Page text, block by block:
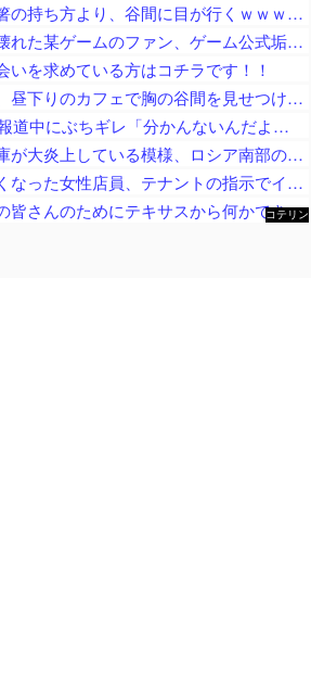
【画像】あのちゃんの箸の持ち方より、谷間に目が行くｗｗｗｗｗｗｗｗｗｗｗｗｗｗｗｗｗ
熊本地震で実家がぶっ壊れた某ゲームのファン、ゲーム公式垢が投稿自粛を発表してしまうと……
いを求めている方はコチラです！！
【画像】稲場愛香さん、昼下りのカフェで胸の谷間を見せつける痴女っぷりを披露ｗ
NHK、熊本地震発生の報道中にぶちギレ「分かんないんだよ！」「情報が無いんだって！」「しーっ！しーっ！」視聴者ドン引き
ロシア最大級の物流倉庫が大炎上している模様、ロシア南部の物流網が破綻寸前の瀬戸際に……
イオン熊本の爆発で亡くなった女性店員、テナントの指示でイオン店舗内に強行突入させられた疑惑が浮上中
スティーブさん「熊本の皆さんのためにテキサスから何かできないか」TX州で熊本地震復興支援イベント「多くの方々が熊本のために募金、責任を持って日本へ送金いたします」
コテリン